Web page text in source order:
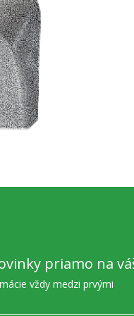
priamo na
vždy medzi prvými